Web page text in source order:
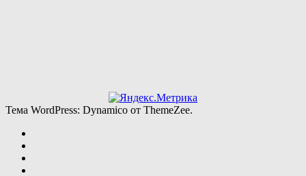
Тема WordPress: Dynamico от ThemeZee.